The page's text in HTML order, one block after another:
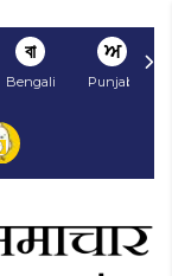
বা
Bengali
ਅ
Punjabi